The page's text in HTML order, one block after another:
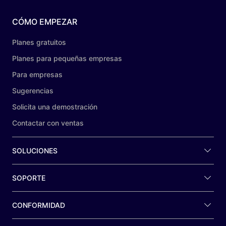
CÓMO EMPEZAR
Planes gratuitos
Planes para pequeñas empresas
Para empresas
Sugerencias
Solicita una demostración
Contactar con ventas
SOLUCIONES
SOPORTE
CONFORMIDAD